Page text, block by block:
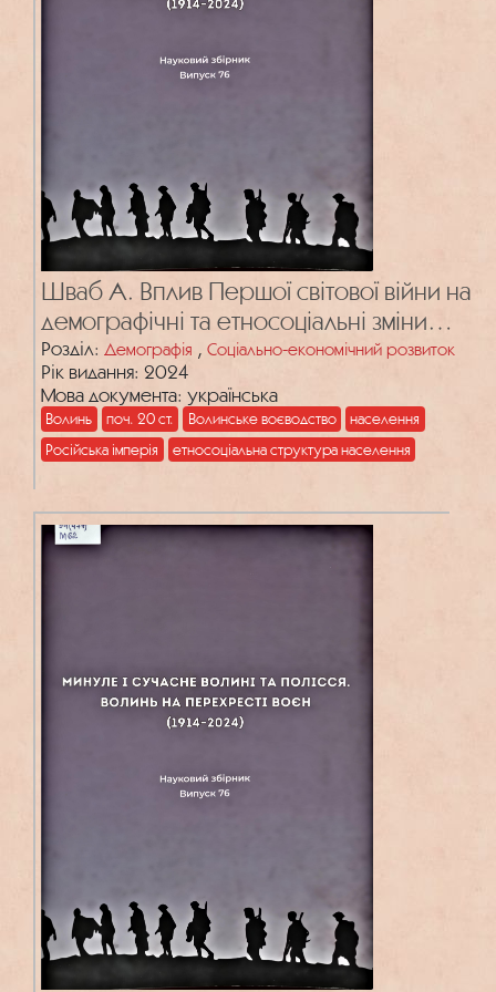
Шваб А. Вплив Першої світової війни на
демографічні та етносоціальні зміни
населення Волині
Розділ: Демографія , Соціально-економічний розвиток
Рік видання: 2024
Мова документа: українська
Волинь поч. 20 ст. Волинське воєводство
населення
Російська імперія
етносоціальна структура населення